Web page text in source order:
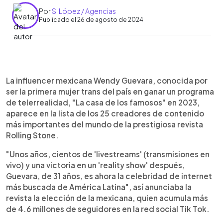
PorS. López / Agencias
Publicado el 26 de agosto de 2024
Escuchar artículo
La influencer mexicana Wendy Guevara, conocida por
ser la primera mujer trans del país en ganar un programa
de telerrealidad, "La casa de los famosos" en 2023,
aparece en la lista de los 25 creadores de contenido
más importantes del mundo de la prestigiosa revista
Rolling Stone.
"Unos años, cientos de 'livestreams' (transmisiones en
vivo) y una victoria en un 'reality show' después,
Guevara, de 31 años, es ahora la celebridad de internet
más buscada de América Latina", así anunciaba la
revista la elección de la mexicana, quien acumula más
de 4.6 millones de seguidores en la red social Tik Tok.